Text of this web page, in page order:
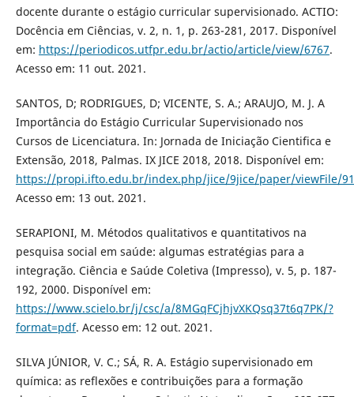
docente durante o estágio curricular supervisionado. ACTIO:
Docência em Ciências, v. 2, n. 1, p. 263-281, 2017. Disponível
em: https://periodicos.utfpr.edu.br/actio/article/view/6767.
Acesso em: 11 out. 2021.
SANTOS, D; RODRIGUES, D; VICENTE, S. A.; ARAUJO, M. J. A
Importância do Estágio Curricular Supervisionado nos
Cursos de Licenciatura. In: Jornada de Iniciação Cientifica e
Extensão, 2018, Palmas. IX JICE 2018, 2018. Disponível em:
https://propi.ifto.edu.br/index.php/jice/9jice/paper/viewFile/
Acesso em: 13 out. 2021.
SERAPIONI, M. Métodos qualitativos e quantitativos na
pesquisa social em saúde: algumas estratégias para a
integração. Ciência e Saúde Coletiva (Impresso), v. 5, p. 187-
192, 2000. Disponível em:
https://www.scielo.br/j/csc/a/8MGqFCjhjvXKQsq37t6q7PK/?
format=pdf. Acesso em: 12 out. 2021.
SILVA JÚNIOR, V. C.; SÁ, R. A. Estágio supervisionado em
química: as reflexões e contribuições para a formação